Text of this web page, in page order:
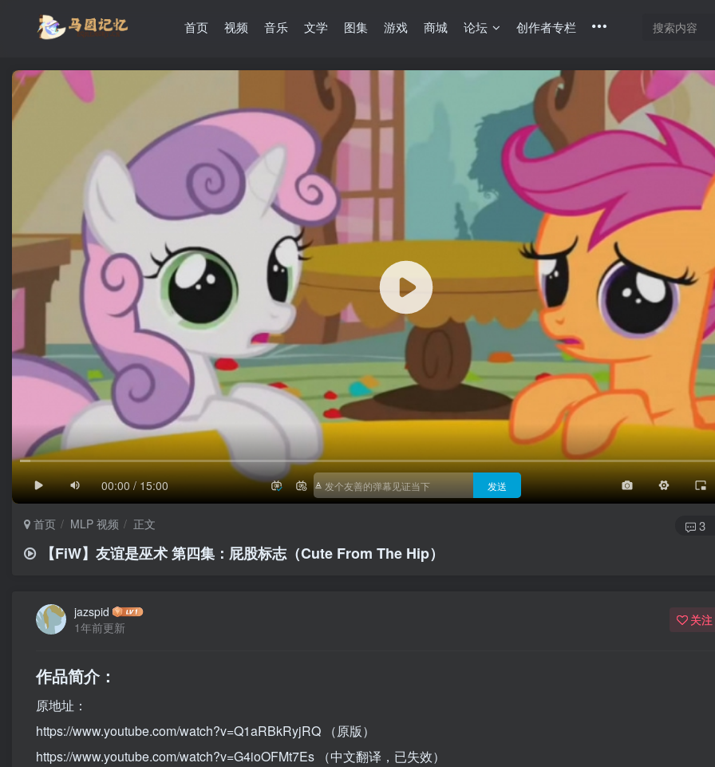
首页 视频 音乐 文学 图集 游戏 商城 论坛 创作者专栏
00:00 / 15:00
顶部底部
防止弹幕重叠
同步视频速度
100%
1/4 半屏 满屏
3/4
25px
适中
滚动顶部底部
发送
首页 MLP 视频 正文 3
【FiW】友谊是巫术 第四集：屁股标志（Cute From The Hip）
jazspid
1年前更新
关注
作品简介：
原地址：
https://www.youtube.com/watch?v=Q1aRBkRyjRQ
（原版）
https://www.youtube.com/watch?v=G4ioOFMt7Es
（中文翻译，已失效）